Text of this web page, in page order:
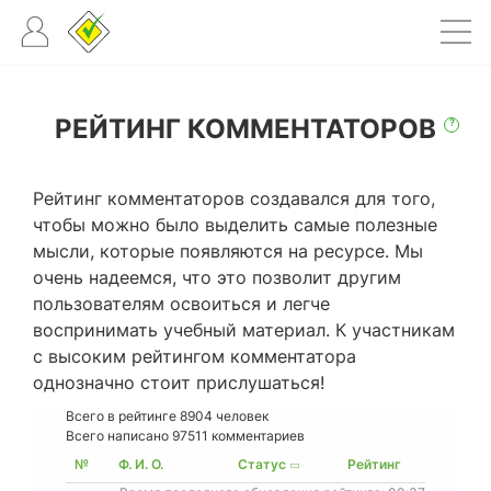
РЕЙТИНГ КОММЕНТАТОРОВ ?
Рейтинг комментаторов создавался для того,
чтобы можно было выделить самые полезные
мысли, которые появляются на ресурсе. Мы
очень надеемся, что это позволит другим
пользователям освоиться и легче
воспринимать учебный материал. К участникам
с высоким рейтингом комментатора
однозначно стоит прислушаться!
Всего в рейтинге 8904 человек
Всего написано 97511 комментариев
№
Ф. И. О. Статус
Рейтинг